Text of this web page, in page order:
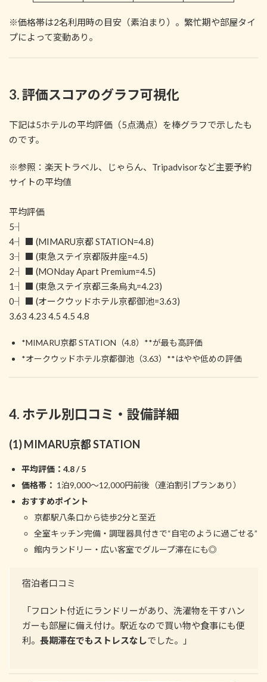
※価格帯は2名利用時の目安（素泊まり）。繁忙期や部屋タイ
プによって変動あり。
3. 評価スコアのグラフ可視化
下記は5ホテルの平均評価（5点満点）を棒グラフで示したも
のです。
※参照：楽天トラベル、じゃらん、Tripadvisorなど主要予約
サイトの平均値
平均評価
5┤
4┤ ■ (MIMARU京都 STATION=4.8)
3┤ ■ (東急ステイ京都阪井座=4.5)
2┤ ■ (MONday Apart Premium=4.5)
1┤ ■ (東急ステイ京都三条烏丸=4.23)
0┤ ■ (オークウッドホテル京都御池=3.63)
3.63 4.23 4.5 4.5 4.8
*MIMARU京都 STATION（4.8）**が最も高評価
*オークウッドホテル京都御池（3.63）**はやや低めの評価
4. ホテル別口コミ・設備詳細
(1) MIMARU京都 STATION
平均評価：4.8 / 5
価格帯： 1泊9,000～12,000円前後（連泊割引プランあり）
おすすめポイント
京都駅八条口から徒歩2分と至近
全室キッチン完備・調理器具付きで“自宅のように過ごせる”
館内ランドリー・広い客室でグループ滞在にも◎
宿泊者口コミ
「フロント付近にランドリーがあり、洗濯物を干すハン
ガーも部屋に備え付け。駅近なので買い物や食事にも便
利。 長期滞在でもストレスなしでした。」